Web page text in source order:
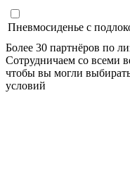
Пневмосиденье с
Более 30 партнёров по
Сотрудничаем со всеми
чтобы вы могли
условий